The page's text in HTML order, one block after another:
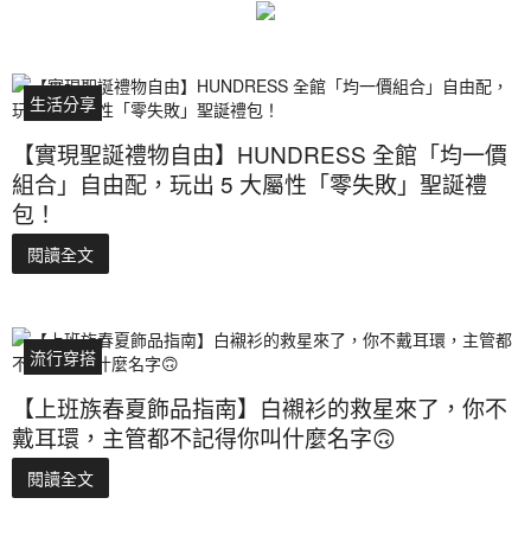
生活分享
【實現聖誕禮物自由】HUNDRESS 全館「均一價
組合」自由配，玩出 5 大屬性「零失敗」聖誕禮
包！
閱讀全文
流行穿搭
【上班族春夏飾品指南】白襯衫的救星來了，你不
戴耳環，主管都不記得你叫什麼名字🙃
閱讀全文